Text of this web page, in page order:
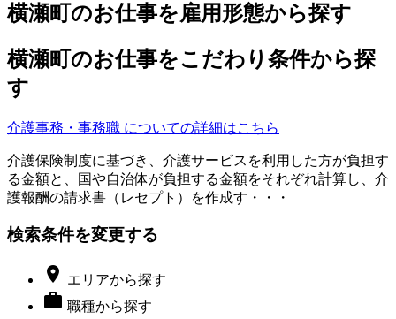
横瀬町のお仕事を雇用形態から探す
横瀬町のお仕事をこだわり条件から探
す
介護事務・事務職 についての詳細はこちら
介護保険制度に基づき、介護サービスを利用した方が負担す
る金額と、国や自治体が負担する金額をそれぞれ計算し、介
護報酬の請求書（レセプト）を作成す・・・
検索条件を変更する
 エリアから探す
 職種から探す